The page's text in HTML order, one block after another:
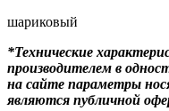
шариковый
*Технические
производителем в
на сайте параметры
являются публичной